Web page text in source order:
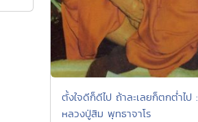
ตั้งใจดีก็ดีไป ถ้าละเลยก็ตกต่ำไป :
หลวงปู่สิม พุทธาจาโร